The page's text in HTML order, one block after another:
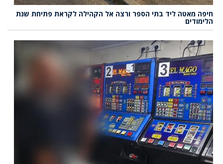
חיפה מאטה ליד בתי הספר ורצה אל הקהילה לקראת פתיחת שנת
הלימודים